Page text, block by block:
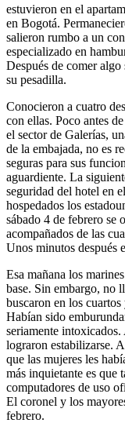
estuvieron en el
en Bogotá.
salieron rumbo a un
especializado en
Después de comer
su pesadilla.
Conocieron a cuatro
con ellas. Poco antes
el sector de Galerías,
de la embajada, no es
seguras para sus
aguardiente. La
seguridad del hotel en
hospedados los
sábado 4 de febrero se
acompañados de las
Unos minutos después
Esa mañana los
base. Sin embargo, no
buscaron en los
Habían sido
seriamente
lograron estabilizarse.
que las mujeres les
más inquietante es que
computadores de uso
El coronel y los
febrero.